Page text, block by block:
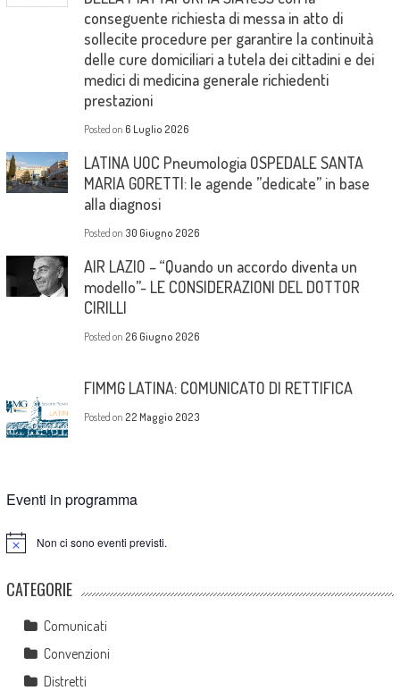
conseguente richiesta di messa in atto di
sollecite procedure per garantire la continuità
delle cure domiciliari a tutela dei cittadini e dei
medici di medicina generale richiedenti
prestazioni
Posted on 6 Luglio 2026
LATINA UOC Pneumologia OSPEDALE SANTA
MARIA GORETTI: le agende ”dedicate” in base
alla diagnosi
Posted on 30 Giugno 2026
AIR LAZIO – “Quando un accordo diventa un
modello”- LE CONSIDERAZIONI DEL DOTTOR
CIRILLI
Posted on 26 Giugno 2026
FIMMG LATINA: COMUNICATO DI RETTIFICA
Posted on 22 Maggio 2023
Eventi in programma
Notice Non ci sono eventi previsti.
CATEGORIE
Comunicati
Convenzioni
Distretti